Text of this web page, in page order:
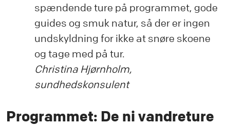
spændende ture på programmet, gode
guides og smuk natur, så der er ingen
undskyldning for ikke at snøre skoene
og tage med på tur.
Christina Hjørnholm,
sundhedskonsulent
Programmet: De ni vandreture